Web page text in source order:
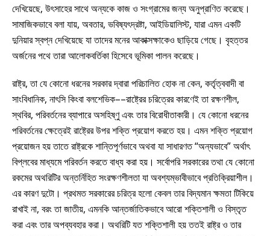
দেখিয়েছে, উৎসাহের সাথে অন্যকে কাজ ও সংগ্রামের জন্য অনুপ্রাণিত করেছে।
সামাজিকভাবে বলা যায়, অবতার, ভবিষ্যৎদ্রষ্টা, আইডিয়ালিস্ট, যারা এমন একটি
দুনিয়ার স্বপ্ন দেখিয়েছে যা তাদের মনের আকাক্সক্ষাকেও ছাড়িয়ে গেছে। বৃহত্তর
অর্জনের পথে তারা আলোকবর্তিকা হিসেবে ভূমিকা পালন করেছে।
রাষ্ট্র, তা যে কোনো ধরনের সরকার দ্বারা পরিচালিত হোক না কেন, কর্তৃত্ববাদী বা
সাংবিধানিক, নাৎসি কিংবা বলশেভিক––রাষ্ট্রের চরিত্রের কারণেই তা রক্ষণশীল,
স্থবির, পরিবর্তনের ব্যাপারে অসহিষ্ণু এবং তার বিরোধীতাকারী। যে কোনো ধরনের
পরিবর্তনের ক্ষেত্রেই রাষ্ট্রের উপর শক্তি প্রয়োগ করতে হয়। এমন শক্তি প্রয়োগ
প্রয়োজন হয় তাতে রাষ্ট্রকে শান্তিপূর্ণভাবে অথবা যা সাধারণত “অন্যভাবে” অর্থাৎ
বিপ্লবের মাধ্যমে পরিবর্তন করতে বাধ্য করা হয়। সর্বোপরি সরকারের তথা যে কোনো
রকমের অথরিটির অন্তর্নিহিত সংরক্ষণশীলতা যা অবশ্যম্ভাবীভাবে প্রতিক্রিয়াশীল।
এর কারণ দুটো। প্রথমত সরকারের চরিত্র হলো কেবল তার বিদ্যমান ক্ষমতা টিকিয়ে
রাখাই না, বরং তা জাতীয়, এমনকি আন্তর্জাতিকভাবে আরো শক্তিশালী ও বিস্তৃত
করা এবং তার অপব্যবহার করা। অথরিটি যত শক্তিশালী হয় ততই রাষ্ট্র ও তার